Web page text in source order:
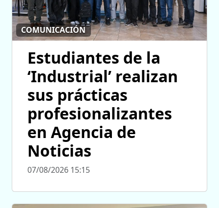
COMUNICACIÓN
Estudiantes de la
‘Industrial’ realizan
sus prácticas
profesionalizantes
en Agencia de
Noticias
07/08/2026 15:15